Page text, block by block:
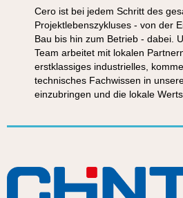
Cero ist bei jedem Schritt des
Projektlebenszykluses - von der
Bau bis hin zum Betrieb - dabei.
Team arbeitet mit lokalen
erstklassiges industrielles,
technisches Fachwissen in
einzubringen und die lokale